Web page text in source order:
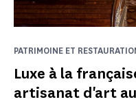
Luxe à la
artisanat d'art
PATRIMOINE ET